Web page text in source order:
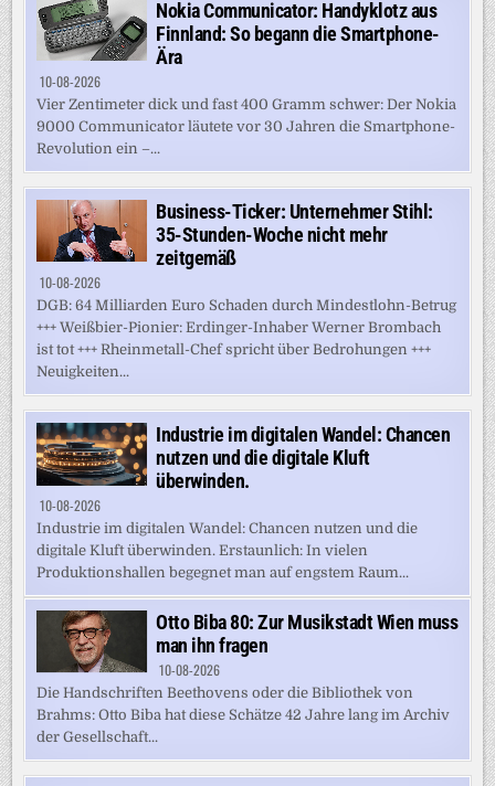
Nokia Communicator: Handyklotz aus
Finnland: So begann die Smartphone-
Ära
10-08-2026
Vier Zentimeter dick und fast 400 Gramm schwer: Der Nokia
9000 Communicator läutete vor 30 Jahren die Smartphone-
Revolution ein –...
Business-Ticker: Unternehmer Stihl:
35-Stunden-Woche nicht mehr
zeitgemäß
10-08-2026
DGB: 64 Milliarden Euro Schaden durch Mindestlohn-Betrug
+++ Weißbier-Pionier: Erdinger-Inhaber Werner Brombach
ist tot +++ Rheinmetall-Chef spricht über Bedrohungen +++
Neuigkeiten...
Industrie im digitalen Wandel: Chancen
nutzen und die digitale Kluft
überwinden.
10-08-2026
Industrie im digitalen Wandel: Chancen nutzen und die
digitale Kluft überwinden. Erstaunlich: In vielen
Produktionshallen begegnet man auf engstem Raum...
Otto Biba 80: Zur Musikstadt Wien muss
man ihn fragen
10-08-2026
Die Handschriften Beethovens oder die Bibliothek von
Brahms: Otto Biba hat diese Schätze 42 Jahre lang im Archiv
der Gesellschaft...